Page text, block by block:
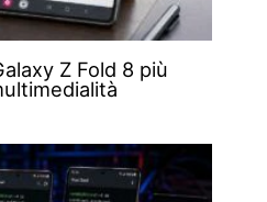
Z Fold 8 più